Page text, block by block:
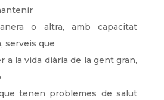
o altra, amb capacitat
serveis que
a la vida diària de la gent gran,
tenen problemes de salut